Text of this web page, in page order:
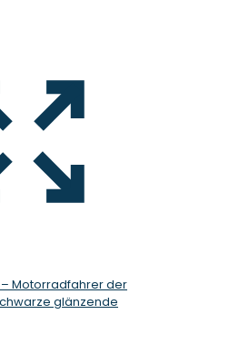
Motorradfahrer der
glänzende